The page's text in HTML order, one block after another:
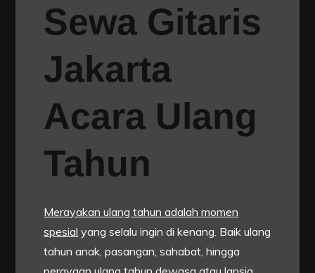
Sewa Gitaris
Jakarta
Acara Ulang
Tahun
Merayakan ulang tahun adalah momen
spesial yang selalu ingin di kenang. Baik ulang
tahun anak, pasangan, sahabat, hingga